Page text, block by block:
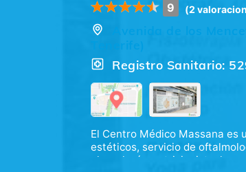
9 (2
Avenida de los
Registro Sanitario:
El Centro Médico Massana es
estéticos, servicio de
alergología, nutricionista